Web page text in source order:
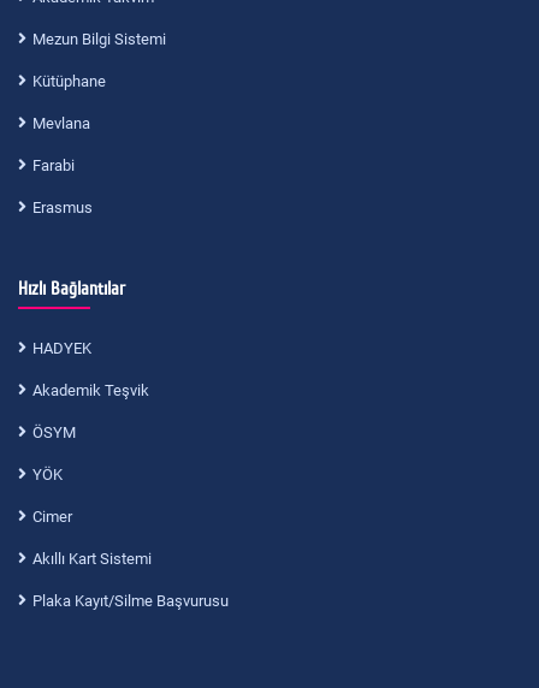
Mezun Bilgi Sistemi
Kütüphane
Mevlana
Farabi
Erasmus
Hızlı Bağlantılar
HADYEK
Akademik Teşvik
ÖSYM
YÖK
Cimer
Akıllı Kart Sistemi
Plaka Kayıt/Silme Başvurusu